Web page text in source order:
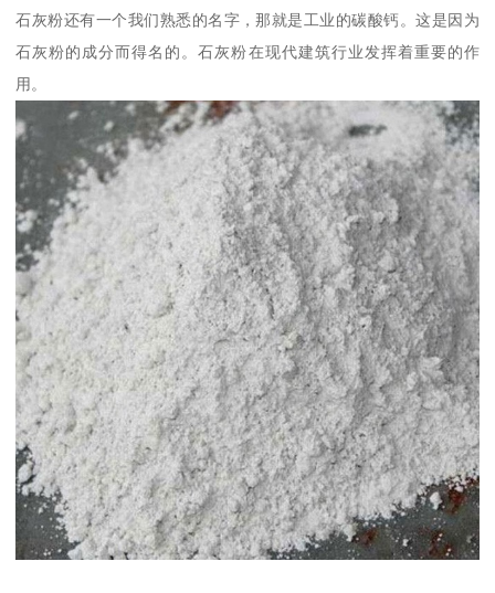
石灰粉还有一个我们熟悉的名字，那就是工业的碳酸钙。这是因为
石灰粉的成分而得名的。石灰粉在现代建筑行业发挥着重要的作
用。